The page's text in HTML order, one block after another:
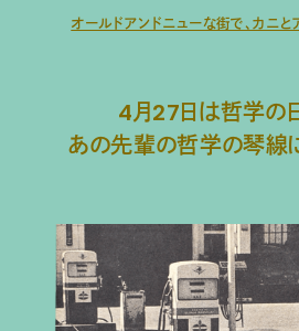
オールドアンドニューな街で、カニと
4月27日は哲学の
あの先輩の哲学の琴線